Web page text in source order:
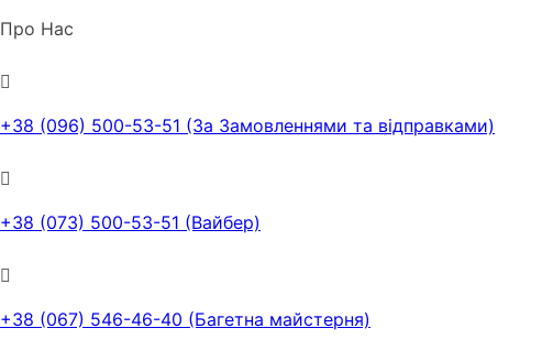
Про Нас
+38 (096) 500-53-51 (За Замовленнями та відправками)
+38 (073) 500-53-51 (Вайбер)
+38 (067) 546-46-40 (Багетна майстерня)